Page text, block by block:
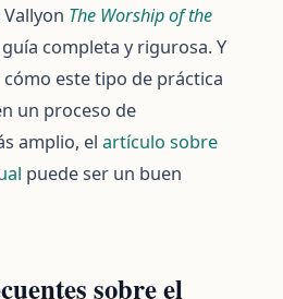
The Worship of the
completa y rigurosa. Y
este tipo de práctica
un proceso de
amplio, el artículo sobre
puede ser un buen
sobre el